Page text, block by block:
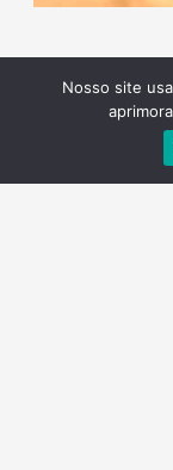
Nosso site